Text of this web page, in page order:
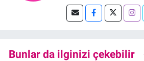
Bunlar da ilginizi çekebilir